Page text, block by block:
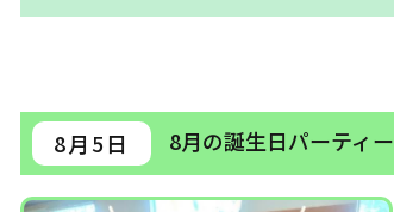
8月5日 8月の誕生日パーティー